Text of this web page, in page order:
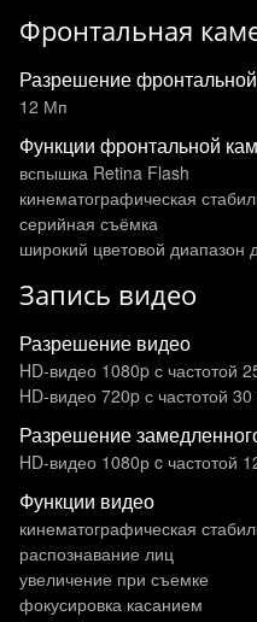
Фронтальная
Разрешение
12 Мп
Функции фронтальной
вспышка Retina Flash
кинематографическая
серийная съёмка
широкий цветовой
Запись видео
Разрешение видео
HD-видео 1080p с частотой
HD-видео 720p с частотой 30
Разрешение
HD-видео 1080р c частотой
Функции видео
кинематографическая
распознавание лиц
увеличение при съемке
фокусировка касанием